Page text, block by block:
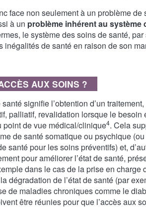
face non seulement à un problème de
à un problème inhérent au système
le système des soins de santé, par
inégalités de santé en raison de son
AUX SOINS ?
signifie l’obtention d’un
palliatif, revalidation lorsque le besoin
point de vue médical/clinique4. Cela
de santé somatique ou psychique (ou
santé pour les soins préventifs) et,
pour améliorer l’état de santé,
dans le cas de la prise en charge
dégradation de l’état de santé (par
de maladies chroniques comme le
être réunies pour que l’accès aux